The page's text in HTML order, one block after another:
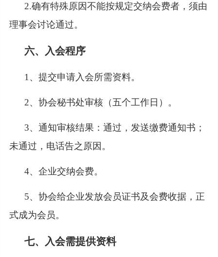
2.确有特殊原因不能按规定交纳会费者，须由
理事会讨论通过。
六、入会程序
1、提交申请入会所需资料。
2、协会秘书处审核（五个工作日）。
3、通知审核结果：通过，发送缴费通知书；
未通过，电话告之原因。
4、企业交纳会费。
5、协会给企业发放会员证书及会费收据，正
式成为会员。
七、入会需提供资料